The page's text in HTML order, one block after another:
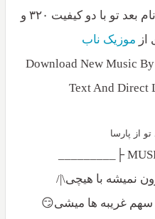
با نام بعد تو با دو کیفیت ۳۲۰ و
موزیک ناب
Download New Music
Text And Direct
از پارسا
نمیشه با هیچی\|/
سهم غریبه ها میشی😏